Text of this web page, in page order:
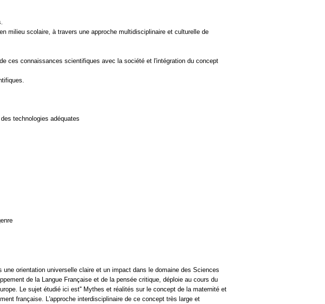
milieu scolaire, à travers une approche multidisciplinaire et culturelle de
ces connaissances scientifiques avec la société et l'intégration du concept
technologies adéquates
orientation universelle claire et un impact dans le domaine des Sciences
de la Langue Française et de la pensée critique, déploie au cours du
Le sujet étudié ici est'' Mythes et réalités sur le concept de la maternité et
française. L'approche interdisciplinaire de ce concept très large et